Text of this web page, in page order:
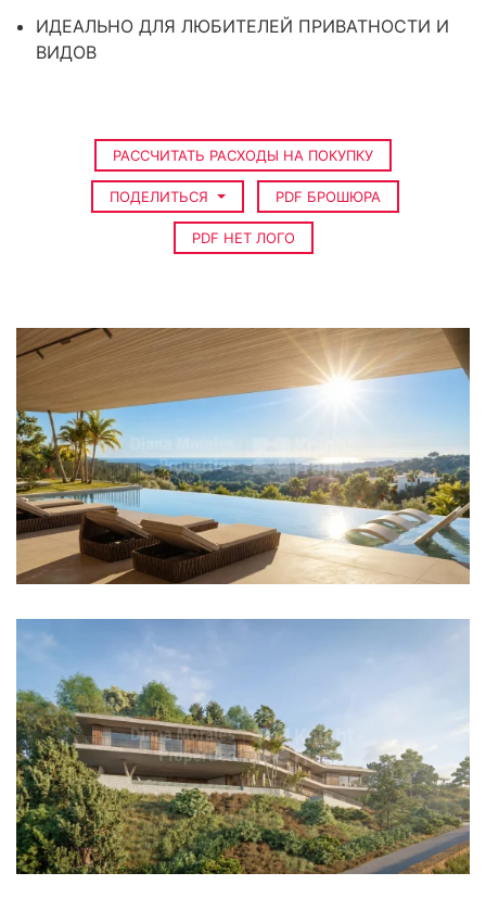
ИДЕАЛЬНО ДЛЯ ЛЮБИТЕЛЕЙ ПРИВАТНОСТИ И
ВИДОВ
РАССЧИТАТЬ РАСХОДЫ НА ПОКУПКУ
ПОДЕЛИТЬСЯ PDF БРОШЮРА
PDF НЕТ ЛОГО